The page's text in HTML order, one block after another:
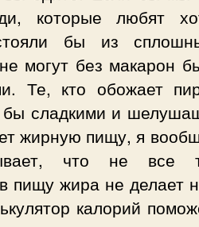
которые любят
бы из
могут без макарон
Те, кто обожает
сладкими и
жирную пищу, я
что не все
пищу жира не делает
калорий